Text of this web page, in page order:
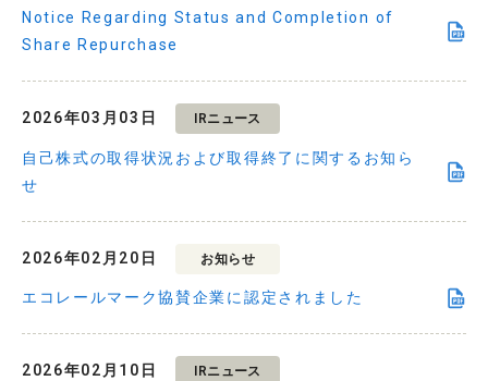
Notice Regarding Status and Completion of
Share Repurchase
2026年03月03日 IRニュース
自己株式の取得状況および取得終了に関するお知ら
せ
2026年02月20日 お知らせ
エコレールマーク協賛企業に認定されました
2026年02月10日 IRニュース